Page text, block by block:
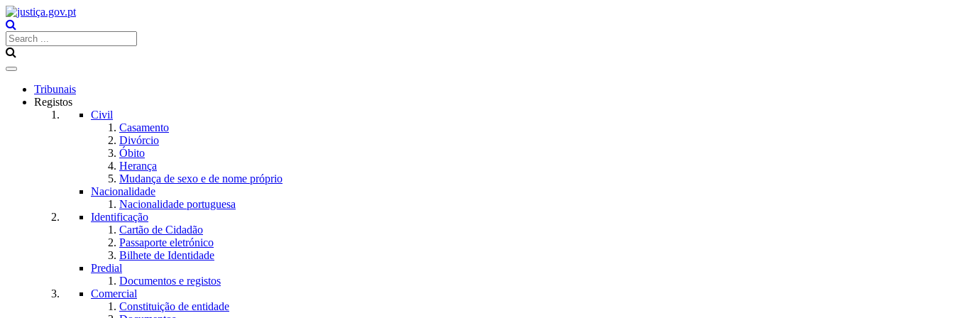
Toggle
navigationTribunais
Registos
Civil
Casamento
Divórcio
Óbito
Herança
Mudança de sexo e de nome próprio
Nacionalidade
Nacionalidade portuguesa
Identificação
Cartão de Cidadão
Passaporte eletrónico
Bilhete de Identidade
Predial
Documentos e registos
Comercial
Constituição de entidade